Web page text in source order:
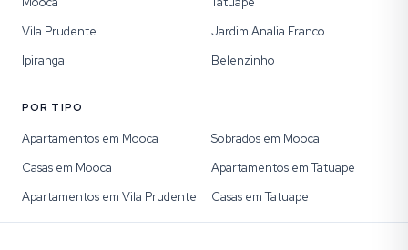
Vila Prudente
Jardim Analia Franco
Ipiranga
Belenzinho
POR TIPO
Apartamentos em Mooca
Sobrados em Mooca
Casas em Mooca
Apartamentos em Tatuape
Apartamentos em Vila Prudente
Casas em Tatuape